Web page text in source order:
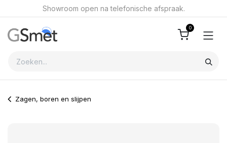
Overslaan naar inhoudShowroom open na telefonische afspraak.
0
Zagen, boren en slijpen